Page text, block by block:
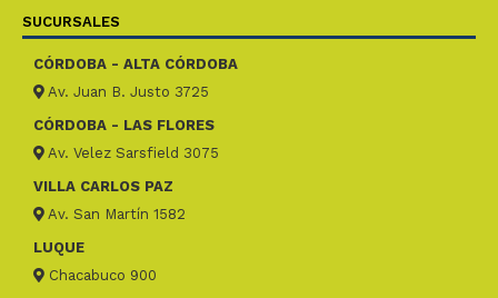
SUCURSALES
CÓRDOBA - ALTA CÓRDOBA
Av. Juan B. Justo 3725
CÓRDOBA - LAS FLORES
Av. Velez Sarsfield 3075
VILLA CARLOS PAZ
Av. San Martín 1582
LUQUE
Chacabuco 900